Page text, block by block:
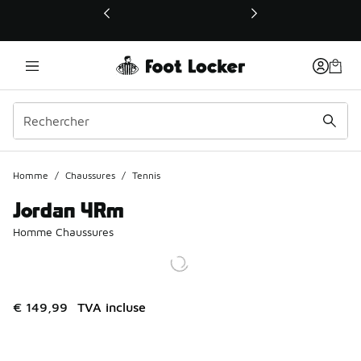
Ce lien ouvrira une nouvelle fenêtre
Homme / Chaussures / Tennis
Jordan 4Rm
Homme Chaussures
€ 149,99 TVA incluse